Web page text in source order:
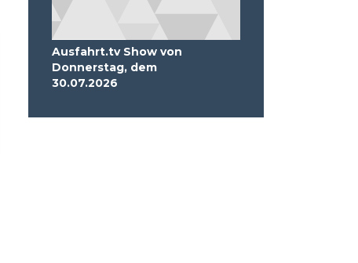
Ausfahrt.tv Show von
Donnerstag, dem
30.07.2026